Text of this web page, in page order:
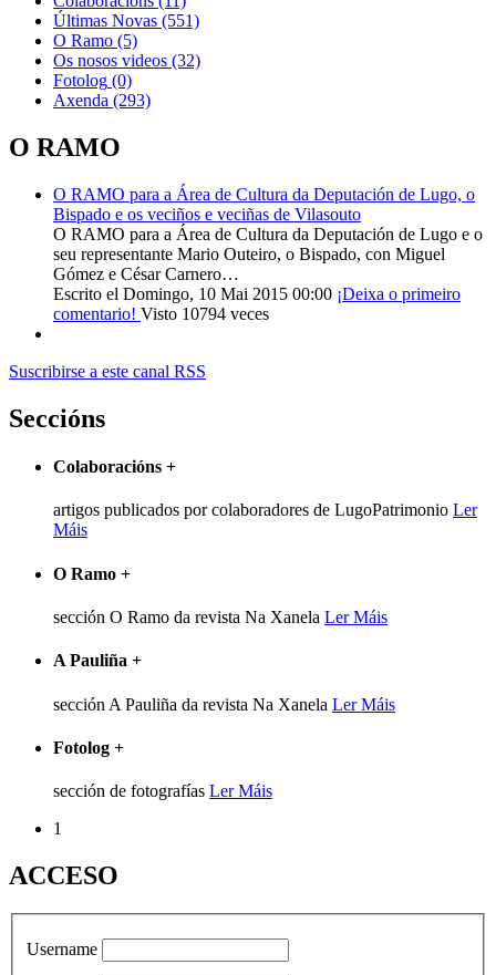
Últimas Novas (551)
O Ramo (5)
Os nosos videos (32)
Fotolog (0)
Axenda (293)
O RAMO
O RAMO para a Área de Cultura da Deputación de Lugo, o
Bispado e os veciños e veciñas de Vilasouto
O RAMO para a Área de Cultura da Deputación de Lugo e o
seu representante Mario Outeiro, o Bispado, con Miguel
Gómez e César Carnero…
Escrito el Domingo, 10 Mai 2015 00:00 ¡Deixa o primeiro
comentario! Visto 10794 veces
Suscribirse a este canal RSS
Seccións
Colaboracións +
artigos publicados por colaboradores de LugoPatrimonio Ler
Máis
O Ramo +
sección O Ramo da revista Na Xanela Ler Máis
A Pauliña +
sección A Pauliña da revista Na Xanela Ler Máis
Fotolog +
sección de fotografías Ler Máis
1
ACCESO
Username